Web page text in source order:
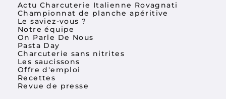
Actu Charcuterie Italienne Rovagnati
Championnat de planche apéritive
Le saviez-vous ?
Notre équipe
On Parle De Nous
Pasta Day
Charcuterie sans nitrites
Les saucissons
Offre d'emploi
Recettes
Revue de presse